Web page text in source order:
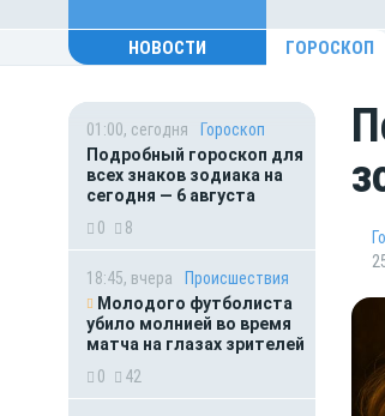
НОВОСТИ ГОРОСКОП
01:00, сегодня
Гороскоп
Подробный гороскоп для
всех знаков зодиака на
сегодня — 6 августа
0
8
18:45, вчера
Происшествия
Молодого футболиста
убило молнией во время
матча на глазах зрителей
0
42